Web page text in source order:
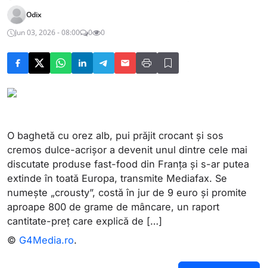
Odix
Jun 03, 2026 - 08:00
0 0
O baghetă cu orez alb, pui prăjit crocant și sos
cremos dulce-acrișor a devenit unul dintre cele mai
discutate produse fast-food din Franța și s-ar putea
extinde în toată Europa, transmite Mediafax. Se
numește „crousty”, costă în jur de 9 euro și promite
aproape 800 de grame de mâncare, un raport
cantitate-preț care explică de […]
© G4Media.ro.